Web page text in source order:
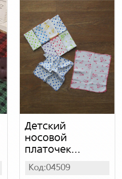
Детский
носовой
платочек
турецкий,
интерлок
Код:04509